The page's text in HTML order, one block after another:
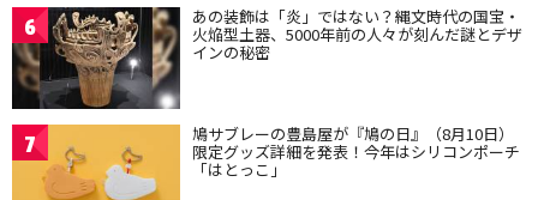
6 あの装飾は「炎」ではない？縄文時代の国宝・
火焔型土器、5000年前の人々が刻んだ謎とデザ
インの秘密
7 鳩サブレーの豊島屋が『鳩の日』（8月10日）
限定グッズ詳細を発表！今年はシリコンポーチ
「はとっこ」